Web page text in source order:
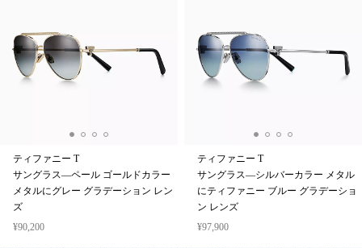
ティファニー T
サングラス—ペール ゴールドカラー
メタルにグレー グラデーション レン
ズ
¥90,200
ティファニー T
サングラス—シルバーカラー メタル
にティファニー ブルー グラデーショ
ン レンズ
¥97,900